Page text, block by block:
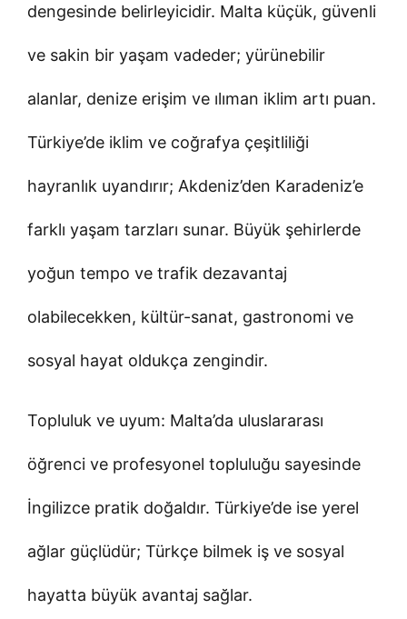
dengesinde belirleyicidir. Malta küçük, güvenli
ve sakin bir yaşam vadeder; yürünebilir
alanlar, denize erişim ve ılıman iklim artı puan.
Türkiye’de iklim ve coğrafya çeşitliliği
hayranlık uyandırır; Akdeniz’den Karadeniz’e
farklı yaşam tarzları sunar. Büyük şehirlerde
yoğun tempo ve trafik dezavantaj
olabilecekken, kültür-sanat, gastronomi ve
sosyal hayat oldukça zengindir.
Topluluk ve uyum: Malta’da uluslararası
öğrenci ve profesyonel topluluğu sayesinde
İngilizce pratik doğaldır. Türkiye’de ise yerel
ağlar güçlüdür; Türkçe bilmek iş ve sosyal
hayatta büyük avantaj sağlar.